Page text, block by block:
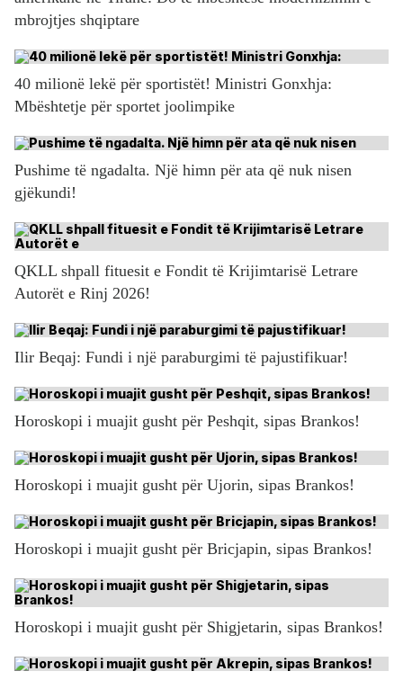
mbrojtjes shqiptare
40 milionë lekë për sportistët! Ministri Gonxhja:
Mbështetje për sportet joolimpike
Pushime të ngadalta. Një himn për ata që nuk nisen
gjëkundi!
QKLL shpall fituesit e Fondit të Krijimtarisë Letrare
Autorët e Rinj 2026!
Ilir Beqaj: Fundi i një paraburgimi të pajustifikuar!
Horoskopi i muajit gusht për Peshqit, sipas Brankos!
Horoskopi i muajit gusht për Ujorin, sipas Brankos!
Horoskopi i muajit gusht për Bricjapin, sipas Brankos!
Horoskopi i muajit gusht për Shigjetarin, sipas Brankos!